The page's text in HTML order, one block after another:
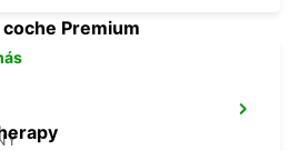
Premium